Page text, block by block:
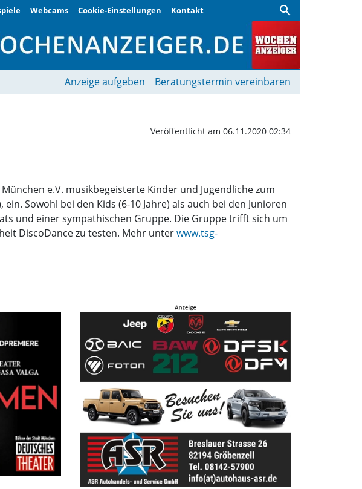
Webcams Cookie-Einstellungen Kontakt search
ausprobieren |
Anzeige aufgeben Beratungstermin vereinbaren
Veröffentlicht am 06.11.2020 02:34
e.V. musikbegeisterte Kinder und Jugendliche zum
Sowohl bei den Kids (6-10 Jahre) als auch bei den Junioren
und einer sympathischen Gruppe. Die Gruppe trifft sich um
DiscoDance zu testen. Mehr unterwww.tsg-